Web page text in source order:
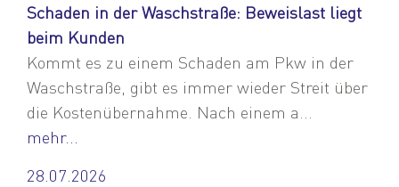
Schaden in der Waschstraße: Beweislast liegt
beim Kunden
Kommt es zu einem Schaden am Pkw in der
Waschstraße, gibt es immer wieder Streit über
die Kostenübernahme. Nach einem a...
mehr...
28.07.2026